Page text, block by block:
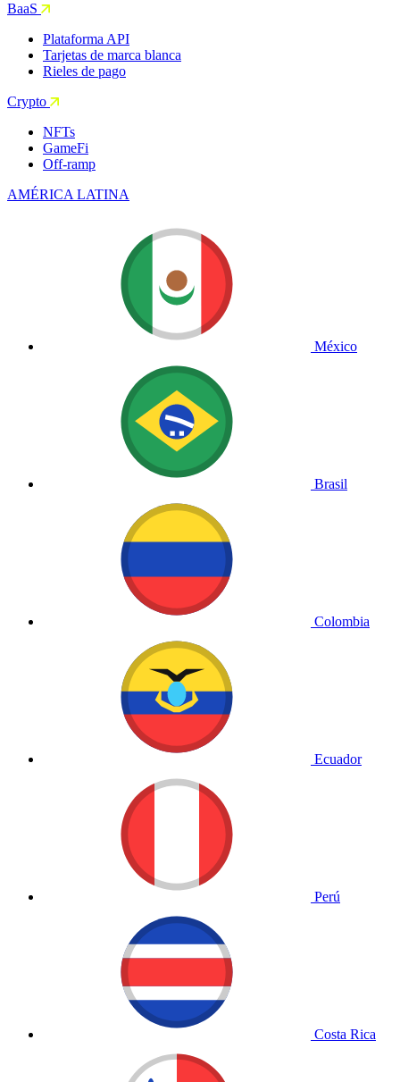
BaaS
Plataforma API
Tarjetas de marca blanca
Rieles de pago
Crypto
NFTs
GameFi
Off-ramp
AMÉRICA LATINA
México
Brasil
Colombia
Ecuador
Perú
Costa Rica